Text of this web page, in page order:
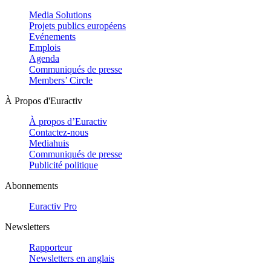
Media Solutions
Projets publics européens
Evénements
Emplois
Agenda
Communiqués de presse
Members’ Circle
À Propos d'Euractiv
À propos d’Euractiv
Contactez-nous
Mediahuis
Communiqués de presse
Publicité politique
Abonnements
Euractiv Pro
Newsletters
Rapporteur
Newsletters en anglais